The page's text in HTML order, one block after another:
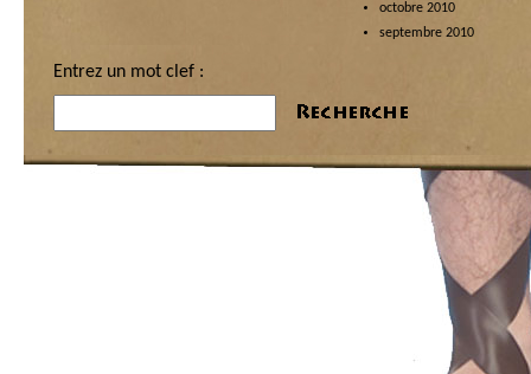
octobre 2010
septembre 2010
Entrez un mot clef :